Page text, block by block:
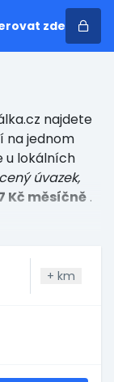
zde
najdete
na jednom
u lokálních
úvazek,
Kč měsíčně .
+ km